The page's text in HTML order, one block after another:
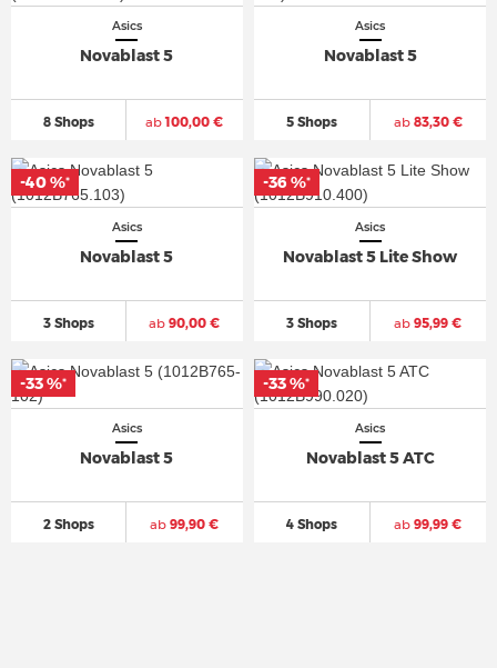
Asics
Novablast 5
8 Shops ab100,00 €
Asics
Novablast 5
5 Shops ab83,30 €
Asics
Novablast 5
3 Shops ab 90,00 €
-40 %*
-40 %*
Asics
Novablast 5 Lite Show
3 Shops ab 95,99 €
-36 %*
-36 %*
Asics
Novablast 5
2 Shops ab 99,90 €
-33 %*
-33 %*
Asics
Novablast 5 ATC
4 Shops ab 99,99 €
-33 %*
-33 %*